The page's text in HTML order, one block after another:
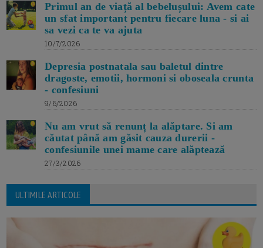
Primul an de viață al bebelușului: Avem cate
un sfat important pentru fiecare luna - si ai
sa vezi ca te va ajuta
10/7/2026
Depresia postnatala sau baletul dintre
dragoste, emotii, hormoni si oboseala crunta
- confesiuni
9/6/2026
Nu am vrut să renunț la alăptare. Si am
căutat până am găsit cauza durerii -
confesiunile unei mame care alăptează
27/3/2026
ULTIMILE ARTICOLE